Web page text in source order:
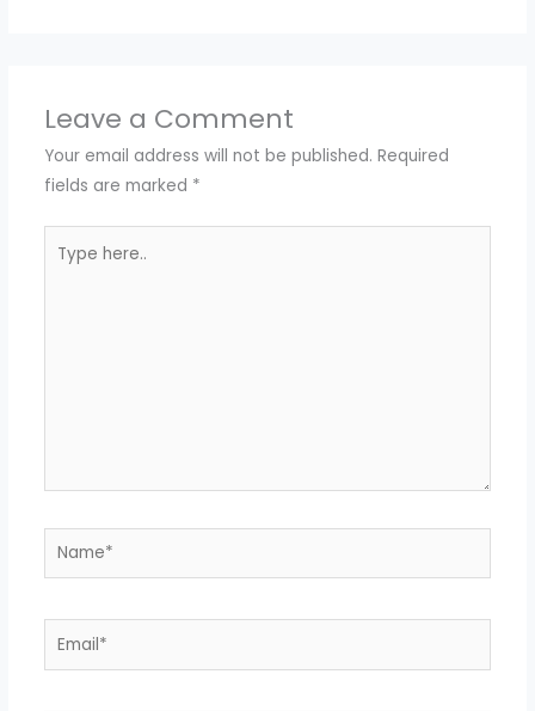
Leave a Comment
Your email address will not be published. Required
fields are marked *
here..
Name*
Email*